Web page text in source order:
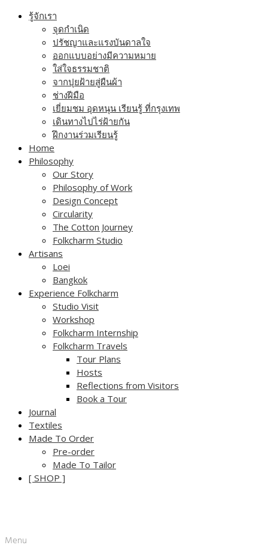
Skip
รู้จักเรา
จุดกำเนิด
ปรัชญาและแรงบันดาลใจ
ออกแบบอย่างมีความหมาย
ใส่ใจธรรมชาติ
จากปุยฝ้ายสู่ผืนผ้า
ช่างฝีมือ
เยี่ยมชม อุดหนุน เรียนรู้ ที่กรุงเทพ
เดินทางไปไร่ฝ้ายกัน
ฝึกงานร่วมเรียนรู้
Home
Philosophy
Our Story
Philosophy of Work
Design Concept
Circularity
The Cotton Journey
Folkcharm Studio
Artisans
Loei
Bangkok
Experience Folkcharm
Studio Visit
Workshop
Folkcharm Internship
Folkcharm Travels
Tour Plans
Hosts
Reflections from Visitors
Book a Tour
Journal
Textiles
Made To Order
Pre-order
Made To Tailor
[ SHOP ]
Menu